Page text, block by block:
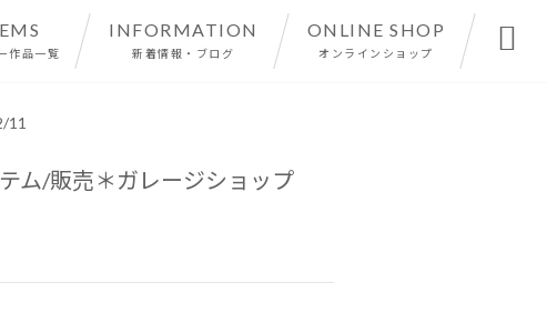
作品一覧
INFORMATION
新着情報・ブログ
ONLINE SHOP
オンラインショップ 
11
ム/販売＊ガレージショップ